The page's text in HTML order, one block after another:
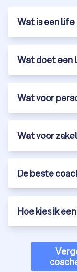
Wat is een life
Wat doet een
Wat voor
Wat voor
De beste
Hoe kies ik